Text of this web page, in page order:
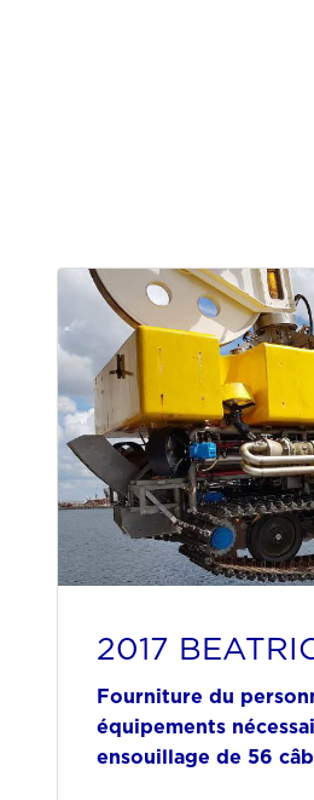
2017
Fourniture du
équipements
ensouillage de 56